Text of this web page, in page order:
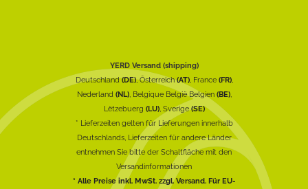
YERD Versand (shipping)
Deutschland(DE), Österreich(AT), France (FR),
Nederland (NL), Belgique België Belgien (BE),
Lëtzebuerg (LU), Sverige(SE)
* Lieferzeiten gelten für Lieferungen innerhalb
Deutschlands, Lieferzeiten für andere Länder
entnehmen Sie bitte der Schaltfläche mit den
Versandinformationen
* Alle Preise inkl. MwSt. zzgl. Versand. Für EU-